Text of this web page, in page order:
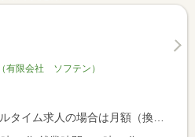
有限会社 ソフテン）
（換算額）、パート求人の場合は時間額を表示しています。